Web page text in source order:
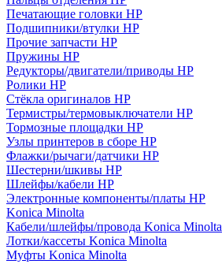
Печатающие головки HP
Подшипники/втулки HP
Прочие запчасти HP
Пружины HP
Редукторы/двигатели/приводы HP
Ролики HP
Стёкла оригиналов HP
Термистры/термовыключатели HP
Тормозные площадки HP
Узлы принтеров в сборе HP
Флажки/рычаги/датчики HP
Шестерни/шкивы HP
Шлейфы/кабели HP
Электронные компоненты/платы HP
Konica Minolta
Кабели/шлейфы/провода Konica Minolta
Лотки/кассеты Konica Minolta
Муфты Konica Minolta